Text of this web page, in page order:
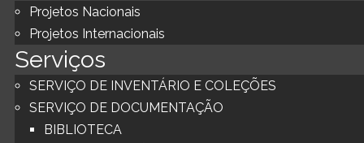
Projetos Nacionais
Projetos Internacionais
Serviços
SERVIÇO DE INVENTÁRIO E COLEÇÕES
SERVIÇO DE DOCUMENTAÇÃO
BIBLIOTECA